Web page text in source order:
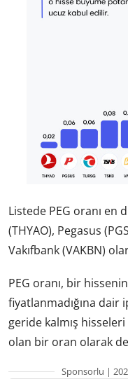
Listede PEG oranı en
(THYAO), Pegasus
Vakıfbank (VAKBN)
PEG oranı, bir
fiyatlanmadığına
geride kalmış hisseleri
olan bir oran olarak
Sponsorlu |